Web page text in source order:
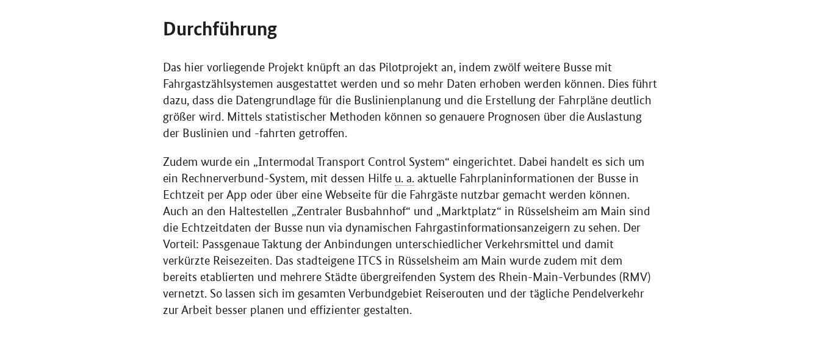
Durchführung
Das hier vorliegende Projekt knüpft an das Pilotprojekt an, indem zwölf weitere Busse mit
Fahrgastzählsystemen ausgestattet werden und so mehr Daten erhoben werden können. Dies führt
dazu, dass die Datengrundlage für die Buslinienplanung und die Erstellung der Fahrpläne deutlich
größer wird. Mittels statistischer Methoden können so genauere Prognosen über die Auslastung
der Buslinien und -fahrten getroffen.
Zudem wurde ein „Intermodal Transport Control System“ eingerichtet. Dabei handelt es sich um
ein Rechnerverbund-System, mit dessen Hilfe u. a. aktuelle Fahrplaninformationen der Busse in
Echtzeit per App oder über eine Webseite für die Fahrgäste nutzbar gemacht werden können.
Auch an den Haltestellen „Zentraler Busbahnhof“ und „Marktplatz“ in Rüsselsheim am Main sind
die Echtzeitdaten der Busse nun via dynamischen Fahrgastinformationsanzeigern zu sehen. Der
Vorteil: Passgenaue Taktung der Anbindungen unterschiedlicher Verkehrsmittel und damit
verkürzte Reisezeiten. Das stadteigene ITCS in Rüsselsheim am Main wurde zudem mit dem
bereits etablierten und mehrere Städte übergreifenden System des Rhein-Main-Verbundes (RMV)
vernetzt. So lassen sich im gesamten Verbundgebiet Reiserouten und der tägliche Pendelverkehr
zur Arbeit besser planen und effizienter gestalten.